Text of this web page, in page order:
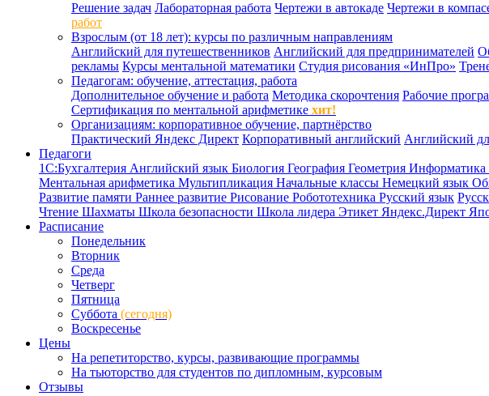
Решение задач Лабораторная работа Чертежи в автокаде Чертежи в
работ
Взрослым (от 18 лет): курсы по различным направлениям
Английский для путешественников Английский для предпринимателей
рекламы Курсы ментальной математики Студия рисования «ИнПро»
Педагогам: обучение, аттестация, работа
Дополнительное обучение и работа Методика скорочтения Рабочие
Сертификация по ментальной арифметике хит!
Организациям: корпоративное обучение, партнёрство
Практический Яндекс Директ Корпоративный английский Английский
Педагоги
1С:Бухгалтерия Английский язык Биология География Геометрия Информатика
Ментальная арифметика Мультипликация Начальные классы Немецкий язык
Развитие памяти Раннее развитие Рисование Робототехника Русский язык
Чтение Шахматы Школа безопасности Школа лидера Этикет Яндекс.Директ
Расписание
Понедельник
Вторник
Среда
Четверг
Пятница
Суббота (сегодня)
Воскресенье
Цены
На репетиторство, курсы, развивающие программы
На тьюторство для студентов по дипломным, курсовым
Отзывы